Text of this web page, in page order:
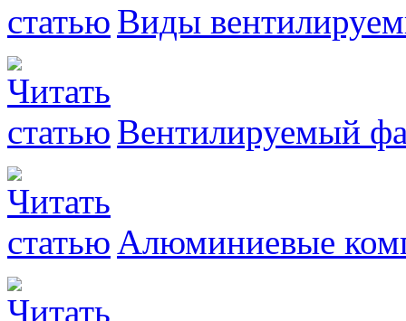
Виды
Вентилируемый
Алюминиевые